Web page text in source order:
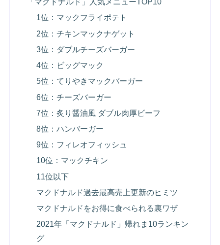
1位：マックフライポテト
2位：チキンマックナゲット
3位：ダブルチーズバーガー
4位：ビッグマック
5位：てりやきマックバーガー
6位：チーズバーガー
7位：炙り醤油風 ダブル肉厚ビーフ
8位：ハンバーガー
9位：フィレオフィッシュ
10位：マックチキン
11位以下
マクドナルド過去最高売上更新のヒミツ
マクドナルドをお得に食べられる裏ワザ
2021年「マクドナルド」帰れま10ランキン
グ